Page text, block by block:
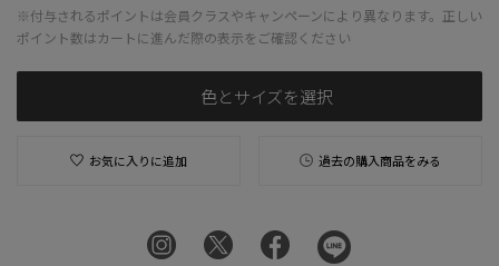
※付与されるポイントは会員クラスやキャンペーンにより異なります。正しい
ポイント数はカートに進んだ際の表示をご確認ください
色とサイズを選択
お気に入りに追加 過去の購入商品をみる